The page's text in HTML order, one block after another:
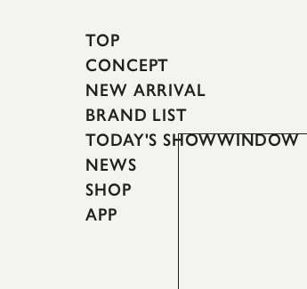
TOP
CONCEPT
NEW ARRIVAL
BRAND LIST
TODAY'S SHOWWINDOW
NEWS
SHOP
APP